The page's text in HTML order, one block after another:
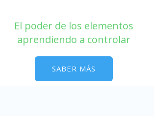
El poder de los elementos
aprendiendo a controlar
SABER MÁS